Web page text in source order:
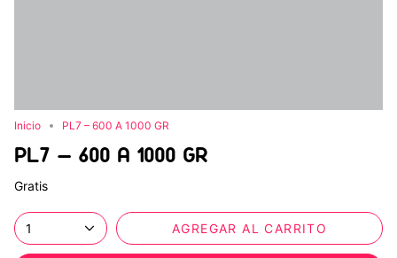
Inicio PL7 – 600 A 1000 GR
PL7 – 600 A 1000 GR
Gratis
1 AGREGAR AL CARRITO